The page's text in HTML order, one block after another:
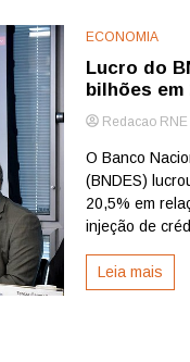
ECONOMIA
Lucro do
bilhões em
Redacao RNE
O Banco
(BNDES)
20,5% em
injeção de
Leia mais